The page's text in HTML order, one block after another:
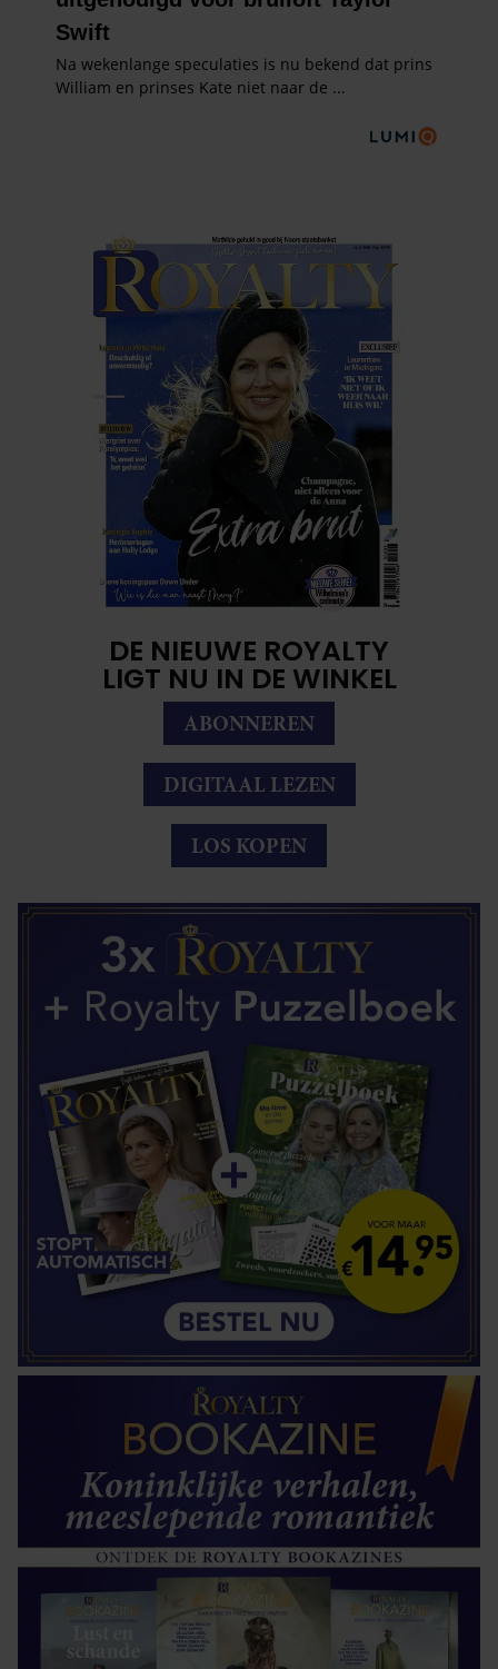
DE NIEUWE ROYALTY
LIGT NU IN DE WINKEL
ABONNEREN
DIGITAAL LEZEN
LOS KOPEN